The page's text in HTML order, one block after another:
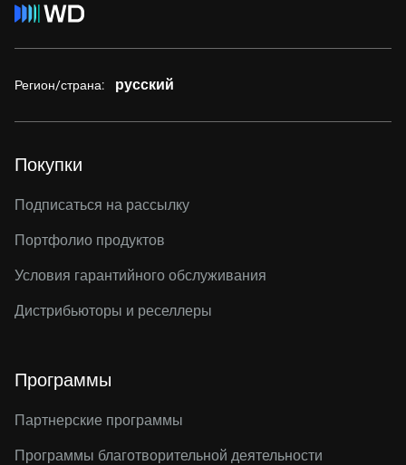
Регион/страна: русский
Покупки
Подписаться на рассылку
Портфолио продуктов
Условия гарантийного обслуживания
Дистрибьюторы и реселлеры
Программы
Партнерские программы
Программы благотворительной деятельности